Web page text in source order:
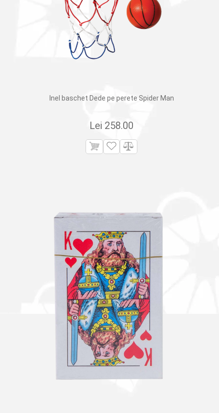
Inel baschet Dede pe perete Spider Man
Lei 258.00